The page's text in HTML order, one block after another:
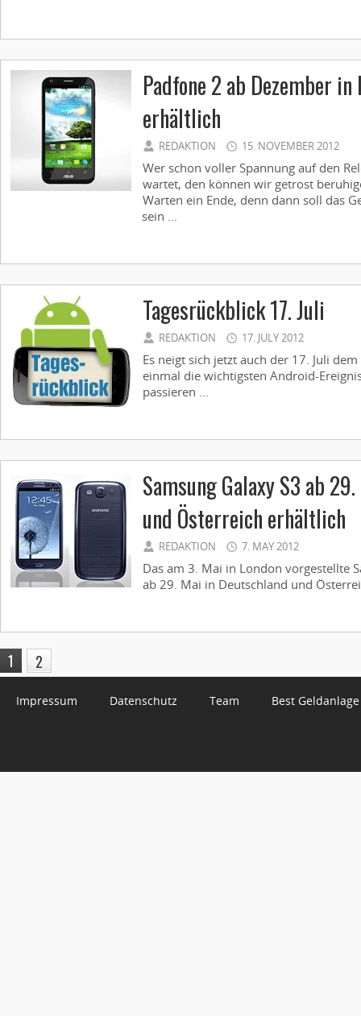
Padfone 2 ab Dezember
erhältlich
REDAKTION 15. NOVEMBER 2012
Wer schon voller Spannung auf den
wartet, den können wir getrost
Warten ein Ende, denn dann soll das
sein ...
Tagesrückblick 17. Juli
REDAKTION 17. JULY 2012
Es neigt sich jetzt auch der 17. Juli
einmal die wichtigsten Android-
passieren ...
Samsung Galaxy S3 ab
und Österreich erhältlich
REDAKTION 7. MAY 2012
Das am 3. Mai in London vorgestellte
ab 29. Mai in Deutschland und
1 2
Impressum Datenschutz Team Best Geldanlage